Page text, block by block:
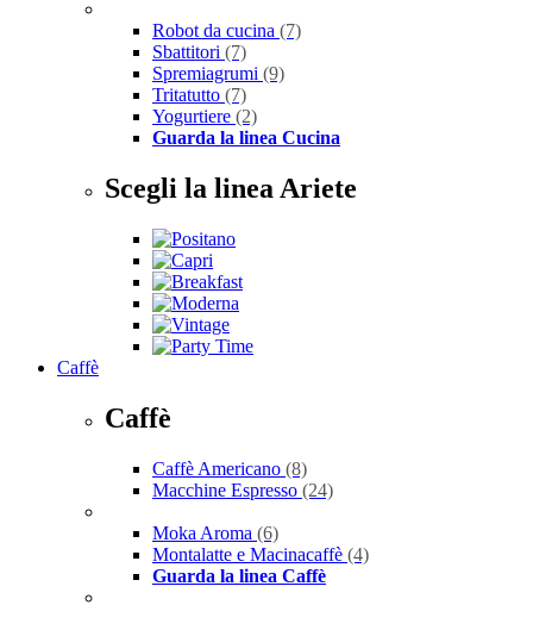
Robot da cucina (7)
Sbattitori (7)
Spremiagrumi (9)
Tritatutto (7)
Yogurtiere (2)
Guarda la linea Cucina
Scegli la linea Ariete
Caffè
Caffè
Caffè Americano (8)
Macchine Espresso (24)
Moka Aroma (6)
Montalatte e Macinacaffè (4)
Guarda la linea Caffè